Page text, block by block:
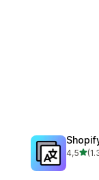
4,5de 5
1396